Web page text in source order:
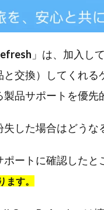
」は、加入し
と交換）してくれ
製品サポートを優先
失した場合はどうな
ートに確認したと
ます。